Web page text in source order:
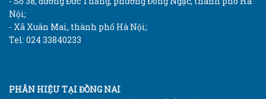
Nội;
- Xã Xuân Mai, thành phố Hà Nội;
Tel: 024 33840233
PHÂN HIỆU TẠI ĐỒNG NAI